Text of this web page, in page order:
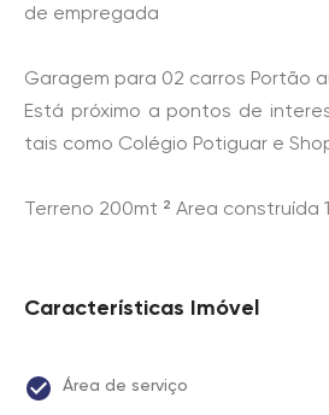
de empregada
Garagem para 02 carros Portão
Está próximo a pontos de
tais como Colégio Potiguar e
Terreno 200mt ² Area construída
Características Imóvel
Área de serviço